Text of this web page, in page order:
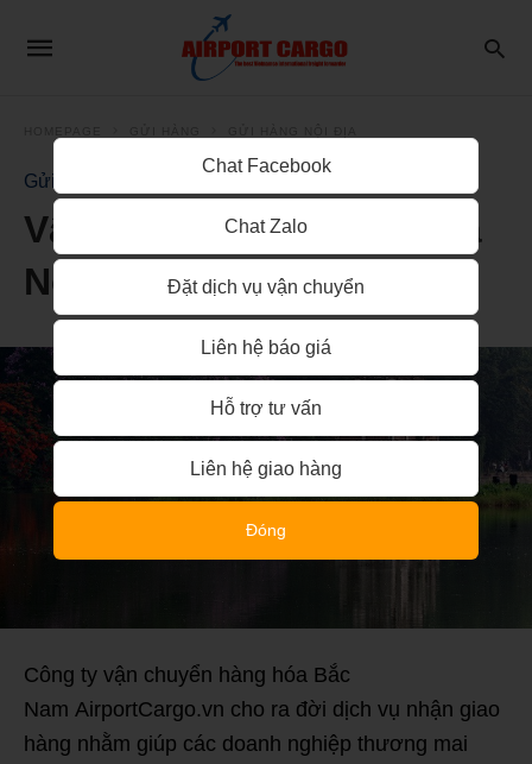
Gửi Hàng Nội Địa
Vận chuyển hàng hóa Hà
Nôi đi Sài Gòn
Công ty vận chuyển hàng hóa Bắc
Nam AirportCargo.vn cho ra đời dịch vụ nhận giao
hàng nhằm giúp các doanh nghiệp thương mai
Chat Facebook
Chat Zalo
Đặt dịch vụ vận chuyển
Liên hệ báo giá
Hỗ trợ tư vấn
Liên hệ giao hàng
Đóng